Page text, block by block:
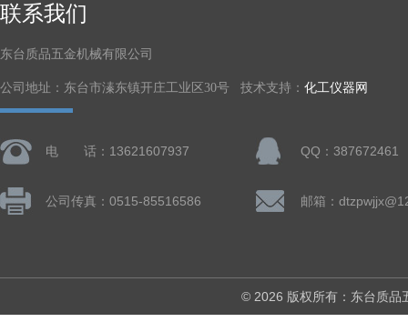
联系我们
东台质品五金机械有限公司
公司地址：东台市溱东镇开庄工业区30号 技术支持： 化工仪器网
电 话：13621607937 QQ：387672461
公司传真：0515-85516586 邮箱：
© 2026 版权所有：东台质